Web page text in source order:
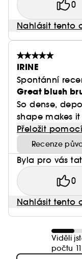
0
Nahlásit tento
IRINE
Spontánní
Great blush
So dense,
shape makes
Přeložit
Recenze
Byla pro vás
0
Nahlásit tento
Viděli
počtu